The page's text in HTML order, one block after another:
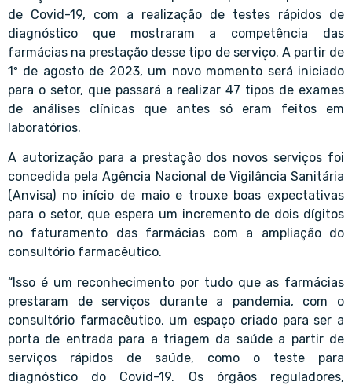
de Covid-19, com a realização de testes rápidos de
diagnóstico que mostraram a competência das
farmácias na prestação desse tipo de serviço. A partir de
1º de agosto de 2023, um novo momento será iniciado
para o setor, que passará a realizar 47 tipos de exames
de análises clínicas que antes só eram feitos em
laboratórios.
A autorização para a prestação dos novos serviços foi
concedida pela Agência Nacional de Vigilância Sanitária
(Anvisa) no início de maio e trouxe boas expectativas
para o setor, que espera um incremento de dois dígitos
no faturamento das farmácias com a ampliação do
consultório farmacêutico.
“Isso é um reconhecimento por tudo que as farmácias
prestaram de serviços durante a pandemia, com o
consultório farmacêutico, um espaço criado para ser a
porta de entrada para a triagem da saúde a partir de
serviços rápidos de saúde, como o teste para
diagnóstico do Covid-19. Os órgãos reguladores,